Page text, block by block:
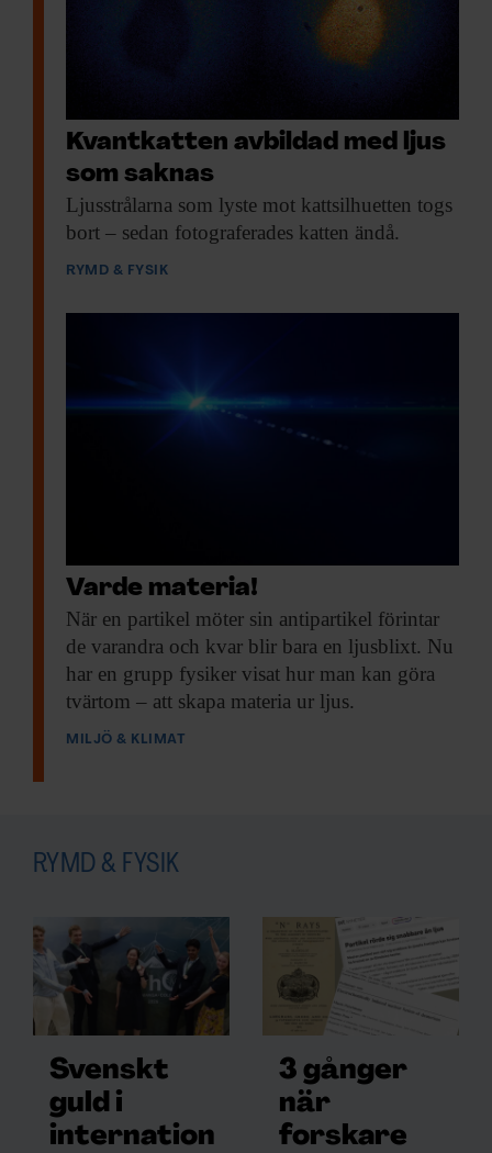
Kvantkatten avbildad med ljus
som saknas
Ljusstrålarna som lyste mot kattsilhuetten togs
bort – sedan fotograferades katten ändå.
RYMD & FYSIK
Varde materia!
När en partikel möter sin antipartikel förintar
de varandra och kvar blir bara en ljusblixt. Nu
har en grupp fysiker visat hur man kan göra
tvärtom – att skapa materia ur ljus.
MILJÖ & KLIMAT
RYMD & FYSIK
Svenskt
guld i
internation
3 gånger
när
forskare